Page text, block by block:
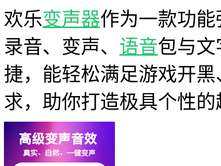
欢乐变声器作为一款功
录音、变声、 语音包与
捷，能轻松满足游戏开黑
求，助你打造极具个性